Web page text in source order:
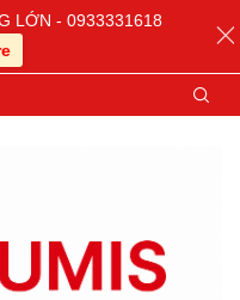
LỚN - 0933331618